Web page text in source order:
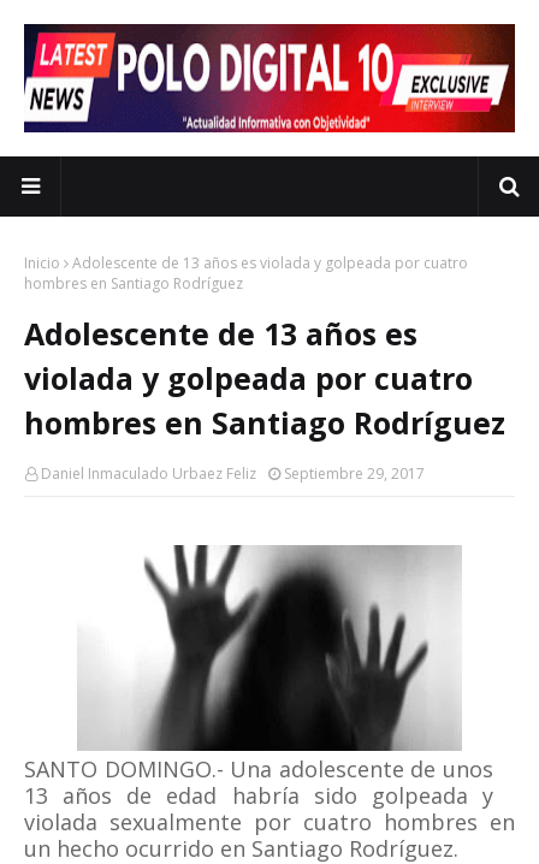
Inicio
Adolescente de 13 años es violada y golpeada por cuatro
hombres en Santiago Rodríguez
Adolescente de 13 años es
violada y golpeada por cuatro
hombres en Santiago Rodríguez
Daniel Inmaculado Urbaez Feliz Septiembre 29, 2017
SANTO DOMINGO.- Una adolescente de unos
13 años de edad habría sido golpeada y
violada sexualmente por cuatro hombres en
un hecho ocurrido en Santiago Rodríguez.